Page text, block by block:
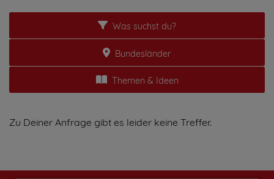
Was suchst du?
Bundesländer
Themen & Ideen
Zu Deiner Anfrage gibt es leider keine Treffer.